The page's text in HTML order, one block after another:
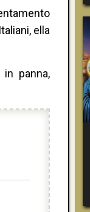
ella
panna,